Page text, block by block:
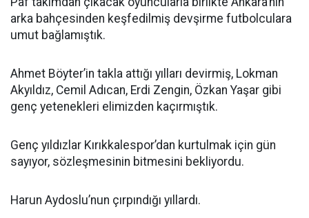
arka bahçesinden keşfedilmiş devşirme futbolculara
umut bağlamıştık.
Ahmet Böyter’in takla attığı yılları devirmiş, Lokman
Akyıldız, Cemil Adıcan, Erdi Zengin, Özkan Yaşar gibi
genç yetenekleri elimizden kaçırmıştık.
Genç yıldızlar Kırıkkalespor’dan kurtulmak için gün
sayıyor, sözleşmesinin bitmesini bekliyordu.
Harun Aydoslu’nun çırpındığı yıllardı.